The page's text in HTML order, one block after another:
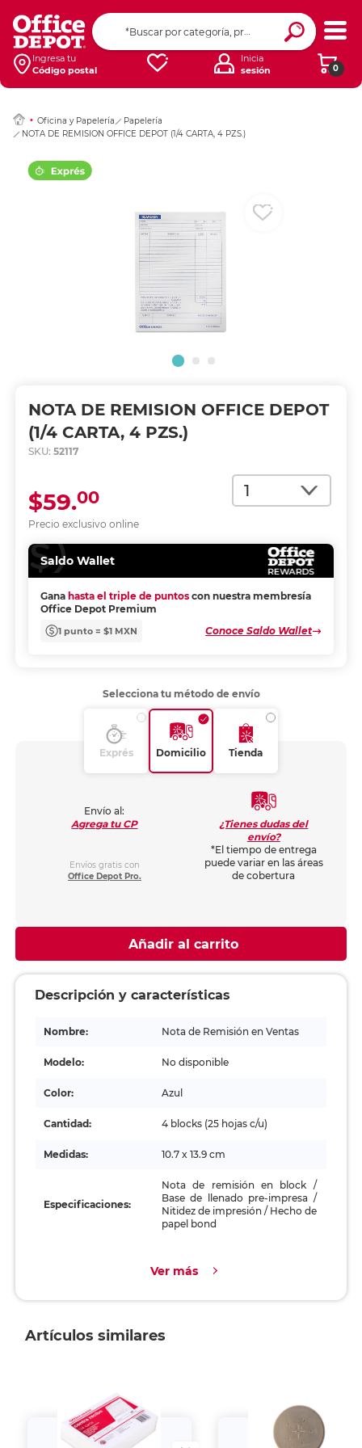
Ingresa tu
Código postal
0
Inicia
sesión
Oficina y Papelería
Papelería
NOTA DE REMISION OFFICE DEPOT (1/4 CARTA, 4 PZS.)
NOTA DE REMISION OFFICE DEPOT
(1/4 CARTA, 4 PZS.)
SKU: 52117
Cantidad
Precio exclusivo online
$59.00
Saldo Wallet
Gana hasta el triple de puntos con nuestra membresía
Office Depot Premium
1 punto = $1 MXN Conoce Saldo Wallet
Ingresar Codigo
Selecciona tu método de envío
Exprés Domicilio Tienda
Envío al:
Agrega tu CP
Envíos gratis con
Office Depot Pro.
¿Tienes dudas del
envío?
*El tiempo de entrega
puede variar en las áreas
de cobertura
Añadir al carrito
Descripción y características
Nombre: Nota de Remisión en Ventas
Modelo: No disponible
Color: Azul
Cantidad: 4 blocks (25 hojas c/u)
Medidas: 10.7 x 13.9 cm
Especificaciones:
Nota de remisión en block /
Base de llenado pre-impresa /
Nitidez de impresión / Hecho de
papel bond
Ver más
Artículos similares